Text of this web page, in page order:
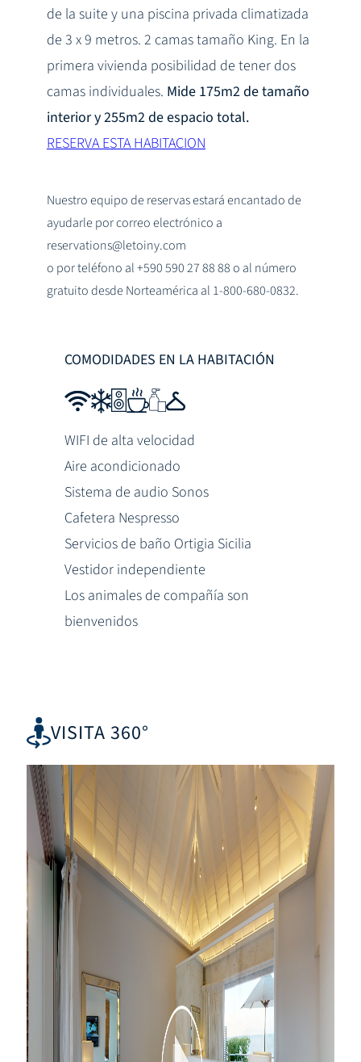
de la suite y una piscina privada climatizada
de 3 x 9 metros. 2 camas tamaño King. En la
primera vivienda posibilidad de tener dos
camas individuales. Mide 175m2 de tamaño
interior y 255m2 de espacio total.
RESERVA ESTA HABITACION
Nuestro equipo de reservas estará encantado de
ayudarle por correo electrónico a
reservations@letoiny.com
o por teléfono al +590 590 27 88 88 o al número
gratuito desde Norteamérica al 1-800-680-0832.
COMODIDADES EN LA HABITACIÓN
WIFI de alta velocidad
Aire acondicionado
Sistema de audio Sonos
Cafetera Nespresso
Servicios de baño Ortigia Sicilia
Vestidor independiente
Los animales de compañía son
bienvenidos
VISITA 360°